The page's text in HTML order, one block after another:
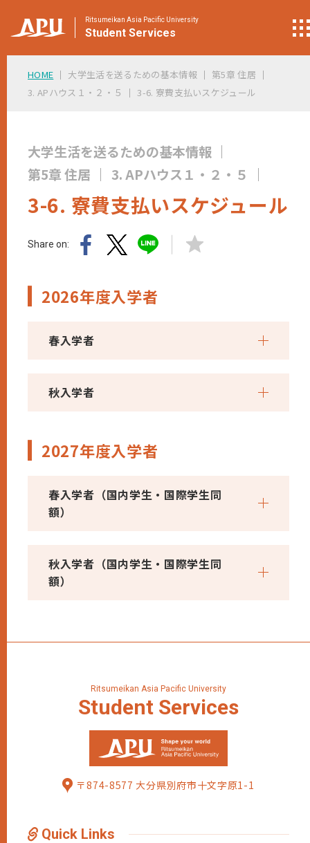
Ritsumeikan Asia Pacific University
Student Services
HOME 大学生活を送るための基本情報
第5章 住居
3. APハウス１・２・５
3-6. 寮費支払いスケジュール
大学生活を送るための基本情報
第5章 住居
3. APハウス１・２・５
3-6. 寮費支払いスケジュール
Share on:
2026年度入学者
春入学者
秋入学者
2027年度入学者
春入学者（国内学生・国際学生同
額）
秋入学者（国内学生・国際学生同
額）
Ritsumeikan Asia Pacific University
Student Services
〒874-8577 大分県別府市十文字原1-1
Quick Links